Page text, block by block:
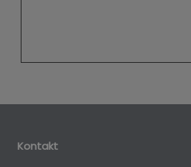
Kontakt